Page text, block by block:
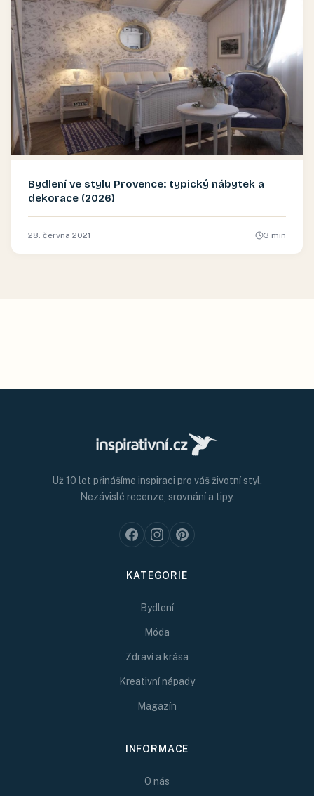
Bydlení ve stylu Provence: typický nábytek a
dekorace (2026)
28. června 2021 3 min
Už 10 let přinášíme inspiraci pro váš životní styl.
Nezávislé recenze, srovnání a tipy.
KATEGORIE
Bydlení
Móda
Zdraví a krása
Kreativní nápady
Magazín
INFORMACE
O nás